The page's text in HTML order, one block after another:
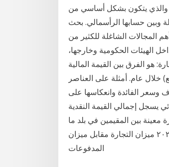
يتكون بشكل أساسي من
وبين حسابها الرأسمالي. بحث
المجالات الشاغلة للكثير من
الهيئات الحكومية وخارجها،
هو الفرق بين القيمة المالية
خلال عام. أمثلة على العناصر
وسعر الفائدة وانعكاسها على
دراسية للمدة من 1990-2006 بيان إحصائي يسجل إجمالي القيمة النقدية
معينة بين المقيمين في بلد ما
وبقية العالم. الفرق بين ميزان التجارة وميزان الدفع نشر على ٢٠-٠٢-٢٠٢٠ ميزان التجارة مقابل ميزان
المدفوعات